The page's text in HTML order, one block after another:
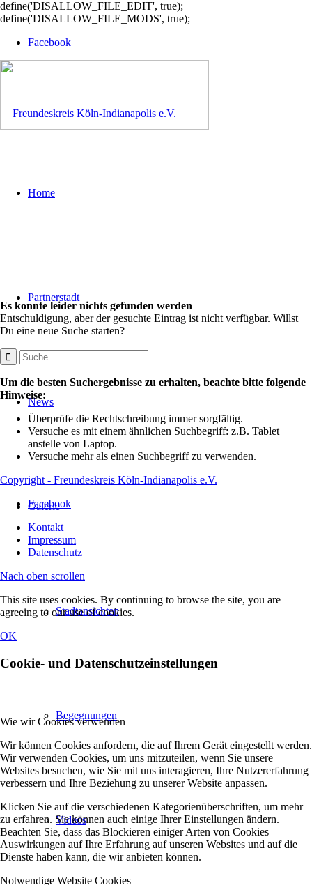
define('DISALLOW_FILE_EDIT', true);
define('DISALLOW_FILE_MODS', true);
Facebook
Home
Partnerstadt
News
Galerie
Stadtansichten
Begegnungen
Videos
Es konnte leider nichts gefunden werden
Entschuldigung, aber der gesuchte Eintrag ist nicht verfügbar. Willst
Du eine neue Suche starten?
Um die besten Suchergebnisse zu erhalten, beachte bitte folgende
Hinweise:
Überprüfe die Rechtschreibung immer sorgfältig.
Versuche es mit einem ähnlichen Suchbegriff: z.B. Tablet
anstelle von Laptop.
Versuche mehr als einen Suchbegriff zu verwenden.
Copyright - Freundeskreis Köln-Indianapolis e.V.
Facebook
Kontakt
Impressum
Datenschutz
Nach oben scrollen
This site uses cookies. By continuing to browse the site, you are
agreeing to our use of cookies.
OK
Cookie- und Datenschutzeinstellungen
Wie wir Cookies verwenden
Wir können Cookies anfordern, die auf Ihrem Gerät eingestellt werden.
Wir verwenden Cookies, um uns mitzuteilen, wenn Sie unsere
Websites besuchen, wie Sie mit uns interagieren, Ihre Nutzererfahrung
verbessern und Ihre Beziehung zu unserer Website anpassen.
Klicken Sie auf die verschiedenen Kategorienüberschriften, um mehr
zu erfahren. Sie können auch einige Ihrer Einstellungen ändern.
Beachten Sie, dass das Blockieren einiger Arten von Cookies
Auswirkungen auf Ihre Erfahrung auf unseren Websites und auf die
Dienste haben kann, die wir anbieten können.
Notwendige Website Cookies